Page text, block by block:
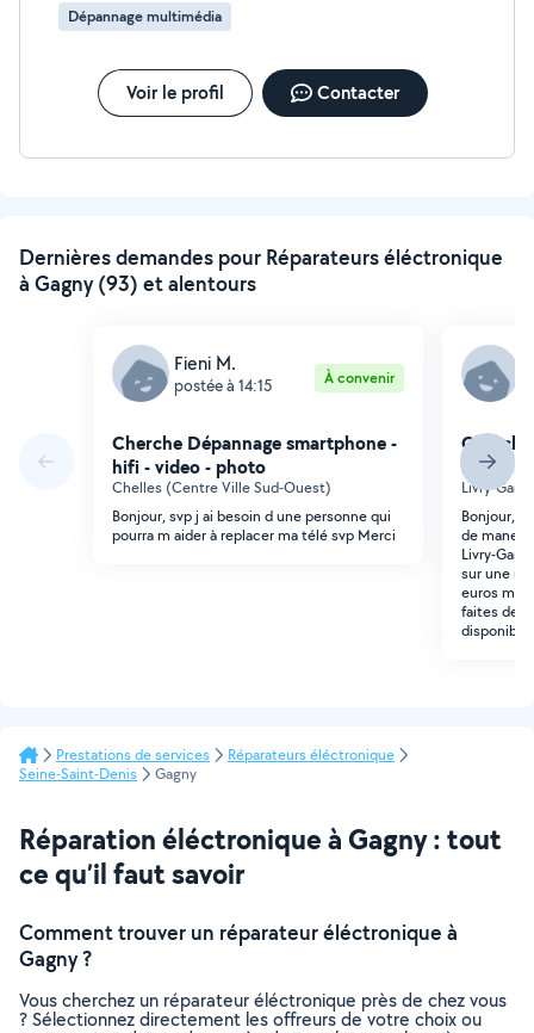
Dépannage multimédia
Voir le profil Contacter
Dernières demandes pour Réparateurs éléctronique
à Gagny (93) et alentours
Fieni M.
postée à 14:15 À convenir
Cherche Dépannage smartphone -
hifi - video - photo
Chelles (Centre Ville Sud-Ouest)
Bonjour, svp j ai besoin d une personne qui
pourra m aider à replacer ma télé svp Merci
hifi -
Livry-
Bonjour,
de
Livry-
sur une
euros
faites des
Prestations de services
Réparateurs éléctronique
Seine-Saint-Denis
Gagny
Réparation éléctronique à Gagny : tout
ce qu’il faut savoir
Comment trouver un réparateur éléctronique à
Gagny ?
Vous cherchez un réparateur éléctronique près de chez vous
? Sélectionnez directement les offreurs de votre choix ou